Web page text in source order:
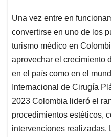
Una vez entre en
convertirse en uno de los
turismo médico en
aprovechar el crecimiento
en el país como en el
Internacional de Cirugía
2023 Colombia lideró el
procedimientos estéticos,
intervenciones realizadas.